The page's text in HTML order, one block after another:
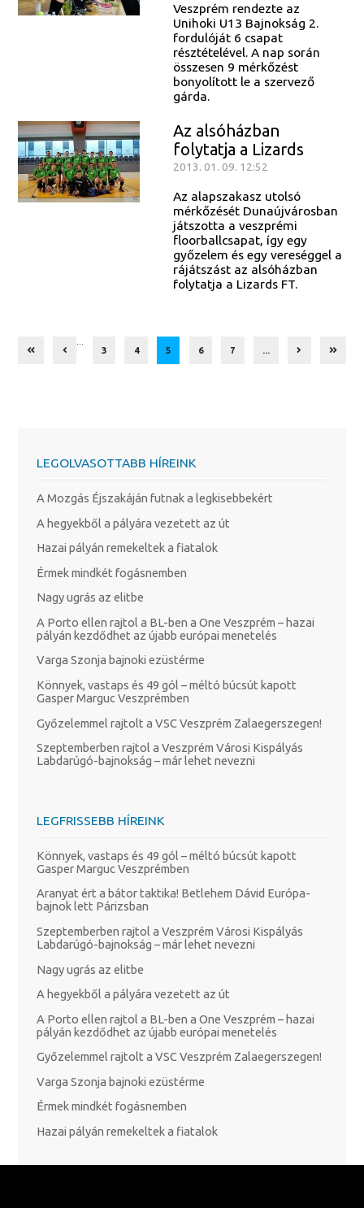
Veszprém rendezte az
Unihoki U13 Bajnokság 2.
fordulóját 6 csapat
résztételével. A nap során
összesen 9 mérkőzést
bonyolított le a szervező
gárda.
Az alsóházban
folytatja a Lizards
2013. 01. 09. 12:52
Az alapszakasz utolsó
mérkőzését Dunaújvárosban
játszotta a veszprémi
floorballcsapat, így egy
győzelem és egy vereséggel a
rájátszást az alsóházban
folytatja a Lizards FT.
3
4 5 6 7 ...
LEGOLVASOTTABB HÍREINK
A Mozgás Éjszakáján futnak a legkisebbekért
A hegyekből a pályára vezetett az út
Hazai pályán remekeltek a fiatalok
Érmek mindkét fogásnemben
Nagy ugrás az elitbe
A Porto ellen rajtol a BL-ben a One Veszprém – hazai
pályán kezdődhet az újabb európai menetelés
Varga Szonja bajnoki ezüstérme
Könnyek, vastaps és 49 gól – méltó búcsút kapott
Gasper Marguc Veszprémben
Győzelemmel rajtolt a VSC Veszprém Zalaegerszegen!
Szeptemberben rajtol a Veszprém Városi Kispályás
Labdarúgó-bajnokság – már lehet nevezni
LEGFRISSEBB HÍREINK
Könnyek, vastaps és 49 gól – méltó búcsút kapott
Gasper Marguc Veszprémben
Aranyat ért a bátor taktika! Betlehem Dávid Európa-
bajnok lett Párizsban
Szeptemberben rajtol a Veszprém Városi Kispályás
Labdarúgó-bajnokság – már lehet nevezni
Nagy ugrás az elitbe
A hegyekből a pályára vezetett az út
A Porto ellen rajtol a BL-ben a One Veszprém – hazai
pályán kezdődhet az újabb európai menetelés
Győzelemmel rajtolt a VSC Veszprém Zalaegerszegen!
Varga Szonja bajnoki ezüstérme
Érmek mindkét fogásnemben
Hazai pályán remekeltek a fiatalok